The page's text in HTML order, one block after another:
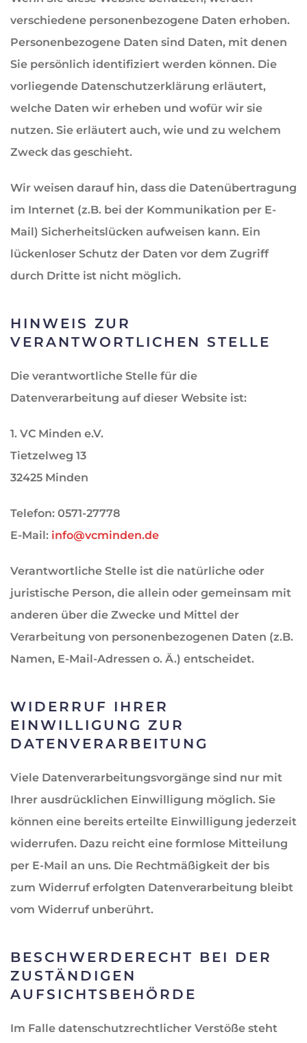
verschiedene personenbezogene Daten erhoben.
Personenbezogene Daten sind Daten, mit denen
Sie persönlich identifiziert werden können. Die
vorliegende Datenschutzerklärung erläutert,
welche Daten wir erheben und wofür wir sie
nutzen. Sie erläutert auch, wie und zu welchem
Zweck das geschieht.
Wir weisen darauf hin, dass die Datenübertragung
im Internet (z.B. bei der Kommunikation per E-
Mail) Sicherheitslücken aufweisen kann. Ein
lückenloser Schutz der Daten vor dem Zugriff
durch Dritte ist nicht möglich.
HINWEIS ZUR
VERANTWORTLICHEN STELLE
Die verantwortliche Stelle für die
Datenverarbeitung auf dieser Website ist:
1. VC Minden e.V.
Tietzelweg 13
32425 Minden
Telefon: 0571-27778
E-Mail: info@vcminden.de
Verantwortliche Stelle ist die natürliche oder
juristische Person, die allein oder gemeinsam mit
anderen über die Zwecke und Mittel der
Verarbeitung von personenbezogenen Daten (z.B.
Namen, E-Mail-Adressen o. Ä.) entscheidet.
WIDERRUF IHRER
EINWILLIGUNG ZUR
DATENVERARBEITUNG
Viele Datenverarbeitungsvorgänge sind nur mit
Ihrer ausdrücklichen Einwilligung möglich. Sie
können eine bereits erteilte Einwilligung jederzeit
widerrufen. Dazu reicht eine formlose Mitteilung
per E-Mail an uns. Die Rechtmäßigkeit der bis
zum Widerruf erfolgten Datenverarbeitung bleibt
vom Widerruf unberührt.
BESCHWERDERECHT BEI DER
ZUSTÄNDIGEN
AUFSICHTSBEHÖRDE
Im Falle datenschutzrechtlicher Verstöße steht